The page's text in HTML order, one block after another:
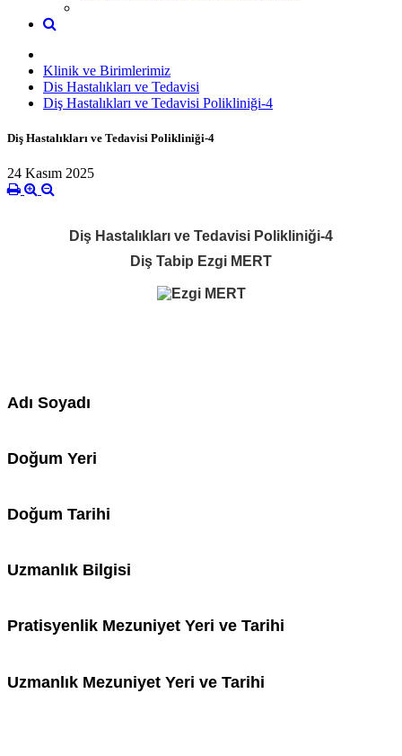
Klinik ve Birimlerimiz
Dis Hastalıkları ve Tedavisi
Diş Hastalıkları ve Tedavisi Polikliniği-4
Diş Hastalıkları ve Tedavisi Polikliniği-4
24 Kasım 2025
Diş Hastalıkları ve Tedavisi Polikliniği-4
Diş Tabip Ezgi MERT
Adı Soyadı
Doğum Yeri
Doğum Tarihi
Uzmanlık Bilgisi
Pratisyenlik Mezuniyet Yeri ve Tarihi
Uzmanlık Mezuniyet Yeri ve Tarihi